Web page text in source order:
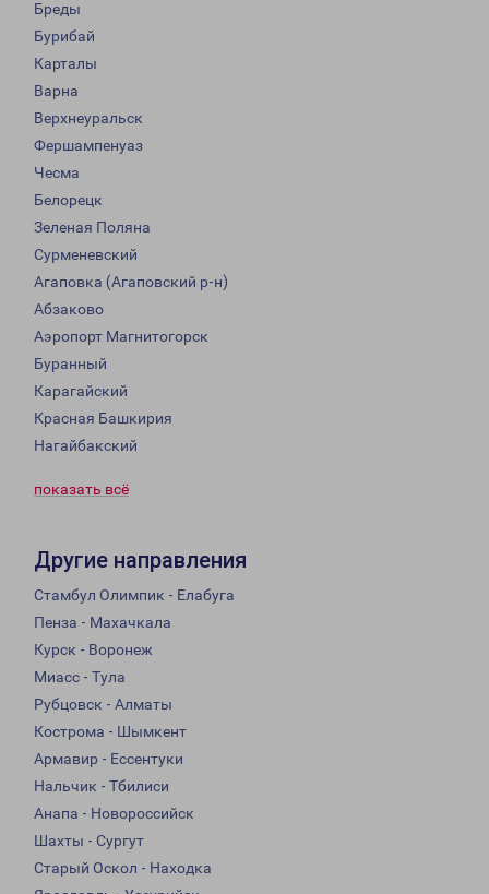
Бреды
Бурибай
Карталы
Варна
Верхнеуральск
Фершампенуаз
Чесма
Белорецк
Зеленая Поляна
Сурменевский
Агаповка (Агаповский р-н)
Абзаково
Аэропорт Магнитогорск
Буранный
Карагайский
Красная Башкирия
Нагайбакский
показать всё
Другие направления
Стамбул Олимпик - Елабуга
Пенза - Махачкала
Курск - Воронеж
Миасс - Тула
Рубцовск - Алматы
Кострома - Шымкент
Армавир - Ессентуки
Нальчик - Тбилиси
Анапа - Новороссийск
Шахты - Сургут
Старый Оскол - Находка